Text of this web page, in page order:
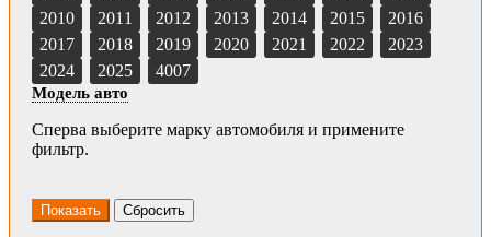
2010
2011 2012 2013 2014 2015
2016
2017
2018 2019 2020 2021 2022
2023
2024
2025 4007
Модель авто
Сперва выберите марку автомобиля и примените
фильтр.